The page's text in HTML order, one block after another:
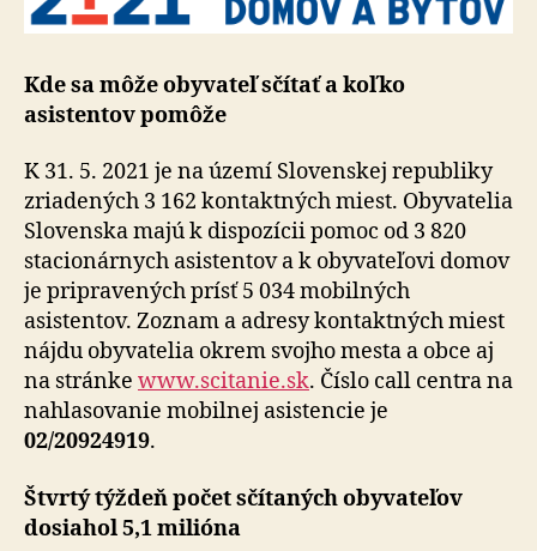
Kde sa môže obyvateľ sčítať a koľko
asistentov pomôže
K 31. 5. 2021 je na území Slovenskej republiky
zriadených 3 162 kontaktných miest. Obyvatelia
Slovenska majú k dispozícii pomoc od 3 820
stacionárnych asistentov a k obyvateľovi domov
je pripravených prísť 5 034 mobilných
asistentov. Zoznam a adresy kontaktných miest
nájdu obyvatelia okrem svojho mesta a obce aj
na stránke www.scitanie.sk. Číslo call centra na
nahlasovanie mobilnej asistencie je
02/20924919.
Štvrtý týždeň počet sčítaných obyvateľov
dosiahol 5,1 milióna